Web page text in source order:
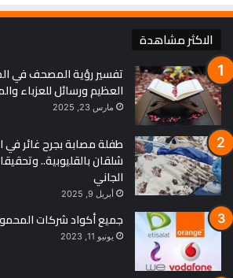
والفرق، وتوّج ببطولة إفريقيا وكأس إفريقيا
في الفردي، مما أهّله للمشاركة في كأس
تخطى مرحلة المجموعات قبل أن يخرج أمام
أزمات وتوقفات مؤثرة
على الرغم من النجاحات الكبيرة، واجه عمر
الفردي والزوجي المختلط مع زميلته.
الاكثر مشاهدة
تفسير رؤية المصحف في
العظيم ورسائل للعزباء
مارس 23, 2025
طفلة مصابة بجرح غائر في
شلقان بالقليوبية..
الجاني
أبريل 9, 2025
جميع أكواد شركات
يونيو 11, 2023